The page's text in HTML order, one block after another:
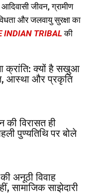
जीवन, ग्रामीण
और जलवायु सुरक्षा का
INDIAN TRIBAL की
क्रांति: क्यों है सखुआ
आस्था और प्रकृति
की विरासत ही
पुण्यतिथि पर बोले
अनूठी विवाह
सामाजिक साझेदारी